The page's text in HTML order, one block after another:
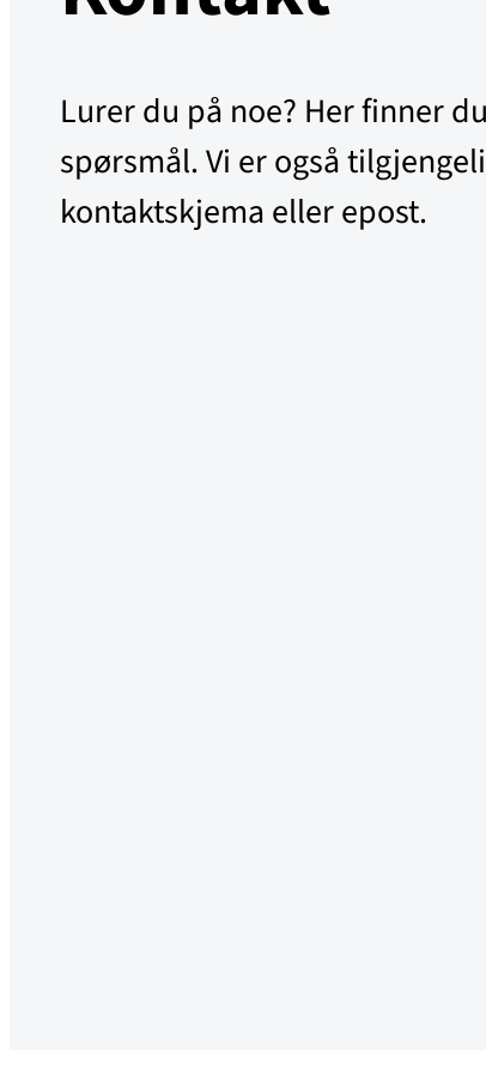
Lurer du på noe? Her finner
spørsmål. Vi er også
kontaktskjema eller epost.